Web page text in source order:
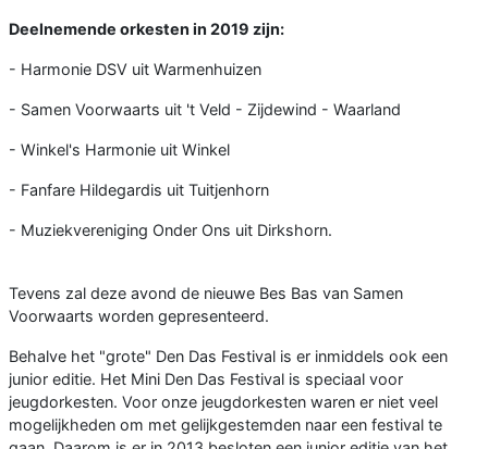
Deelnemende orkesten in 2019 zijn:
- Harmonie DSV uit Warmenhuizen
- Samen Voorwaarts uit 't Veld - Zijdewind - Waarland
- Winkel's Harmonie uit Winkel
- Fanfare Hildegardis uit Tuitjenhorn
- Muziekvereniging Onder Ons uit Dirkshorn.
Tevens zal deze avond de nieuwe Bes Bas van Samen
Voorwaarts worden gepresenteerd.
Behalve het "grote" Den Das Festival is er inmiddels ook een
junior editie. Het Mini Den Das Festival is speciaal voor
jeugdorkesten. Voor onze jeugdorkesten waren er niet veel
mogelijkheden om met gelijkgestemden naar een festival te